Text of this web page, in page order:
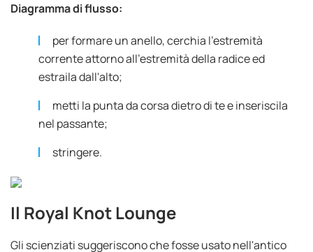
Diagramma di flusso:
per formare un anello, cerchia l'estremità
corrente attorno all'estremità della radice ed
estraila dall'alto;
metti la punta da corsa dietro di te e inseriscila
nel passante;
stringere.
Il Royal Knot Lounge
Gli scienziati suggeriscono che fosse usato nell'antico